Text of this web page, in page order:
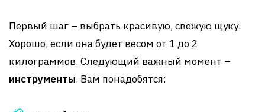
Первый шаг – выбрать красивую, свежую щуку.
Хорошо, если она будет весом от 1 до 2
килограммов. Следующий важный момент –
инструменты. Вам понадобятся: